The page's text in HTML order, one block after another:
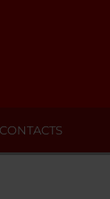
CONTACTS